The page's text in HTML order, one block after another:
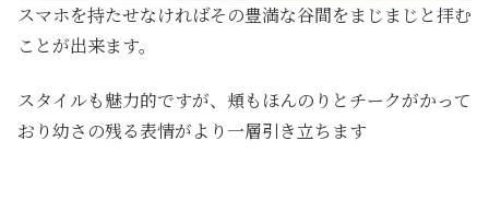
スマホを持たせなければその豊満な谷間をまじまじと拝む
ことが出来ます。
スタイルも魅力的ですが、頬もほんのりとチークがかって
おり幼さの残る表情がより一層引き立ちます